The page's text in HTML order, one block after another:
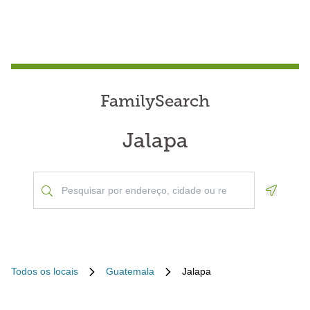
FamilySearch
Jalapa
Todos os locais Guatemala Jalapa